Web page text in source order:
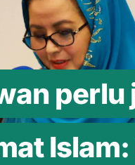
perlu
Islam: